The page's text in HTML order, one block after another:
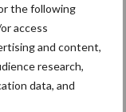
the following
access
and content,
research,
data, and
blijft